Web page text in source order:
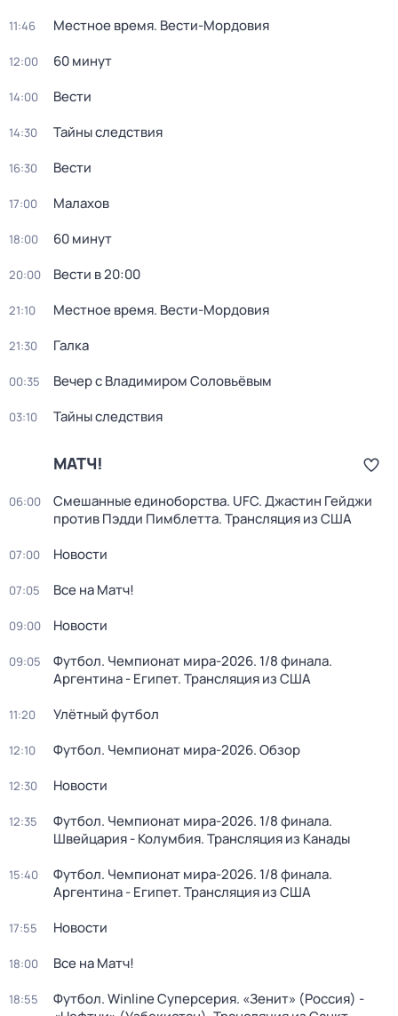
11:46 Местное время. Вести-Мордовия
12:00 60 минут
14:00 Вести
14:30 Тайны следствия
16:30 Вести
17:00 Малахов
18:00 60 минут
20:00 Вести в 20:00
21:10 Местное время. Вести-Мордовия
21:30 Галка
00:35 Вечер с Владимиром Соловьёвым
03:10 Тайны следствия
МАТЧ!
06:00
Смешанные единоборства. UFC. Джастин Гейджи
против Пэдди Пимблетта. Трансляция из США
07:00 Новости
07:05 Все на Матч!
09:00 Новости
09:05
Футбол. Чемпионат мира-2026. 1/8 финала.
Аргентина - Египет. Трансляция из США
11:20 Улётный футбол
12:10 Футбол. Чемпионат мира-2026. Обзор
12:30 Новости
12:35
Футбол. Чемпионат мира-2026. 1/8 финала.
Швейцария - Колумбия. Трансляция из Канады
15:40
Футбол. Чемпионат мира-2026. 1/8 финала.
Аргентина - Египет. Трансляция из США
17:55 Новости
18:00 Все на Матч!
18:55
Футбол. Winline Суперсерия. «Зенит» (Россия) -